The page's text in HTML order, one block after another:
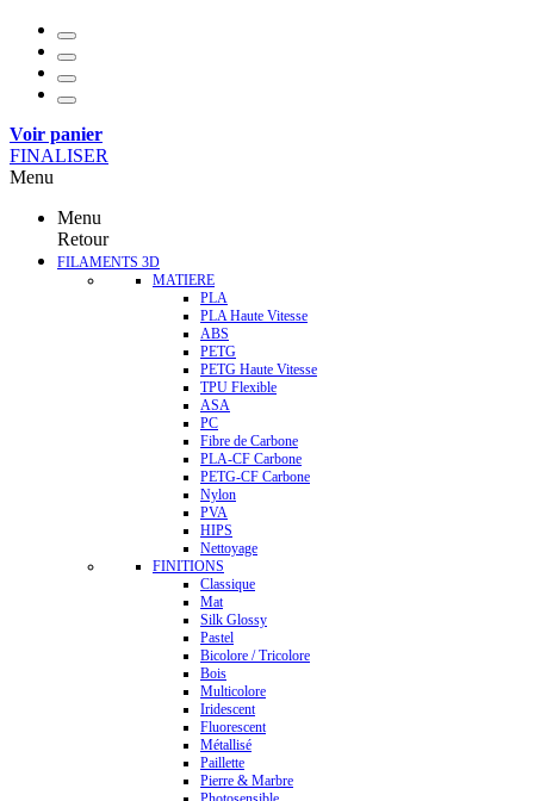
Voir panier
FINALISER
Menu
Menu
Retour
FILAMENTS 3D
MATIERE
PLA
PLA Haute Vitesse
ABS
PETG
PETG Haute Vitesse
TPU Flexible
ASA
PC
Fibre de Carbone
PLA-CF Carbone
PETG-CF Carbone
Nylon
PVA
HIPS
Nettoyage
FINITIONS
Classique
Mat
Silk Glossy
Pastel
Bicolore / Tricolore
Bois
Multicolore
Iridescent
Fluorescent
Métallisé
Paillette
Pierre & Marbre